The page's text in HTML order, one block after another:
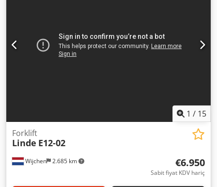
Honingh ile iletişime geçin.
1 / 15
Wijchen 2.685 km
Forklift
Linde E12-02
€6.950
Sabit fiyat KDV hariç